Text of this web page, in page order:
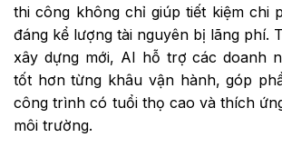
thi công không chỉ giúp tiết kiệm chi
đáng kể lượng tài nguyên bị lãng phí.
xây dựng mới, AI hỗ trợ các doanh
tốt hơn từng khâu vận hành, góp
công trình có tuổi thọ cao và thích
môi trường.